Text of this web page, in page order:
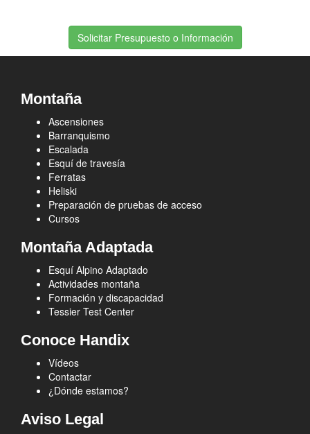
Solicitar Presupuesto o Información
Montaña
Ascensiones
Barranquismo
Escalada
Esquí de travesía
Ferratas
Heliski
Preparación de pruebas de acceso
Cursos
Montaña Adaptada
Esquí Alpino Adaptado
Actividades montaña
Formación y discapacidad
Tessier Test Center
Conoce Handix
Vídeos
Contactar
¿Dónde estamos?
Aviso Legal